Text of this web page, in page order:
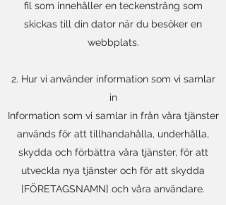
fil som innehåller en teckensträng som
skickas till din dator när du besöker en
webbplats.
2. Hur vi använder information som vi samlar
in
Information som vi samlar in från våra tjänster
används för att tillhandahålla, underhålla,
skydda och förbättra våra tjänster, för att
utveckla nya tjänster och för att skydda
[FÖRETAGSNAMN] och våra användare.